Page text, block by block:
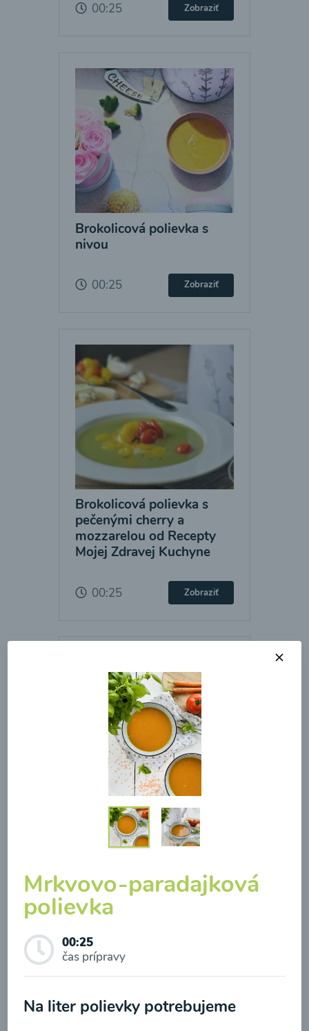
00:25 Zobraziť
Brokolicová polievka s
nivou
00:25 Zobraziť
Brokolicová polievka s
pečenými cherry a
mozzarelou od Recepty
Mojej Zdravej Kuchyne
00:25 Zobraziť
Brokolicová polievka so
syrom
Mrkvovo-paradajková
polievka
00:25
čas prípravy
Na liter polievky potrebujeme
Odber noviniek a akcií
spracovaním osobných údajov pre účely